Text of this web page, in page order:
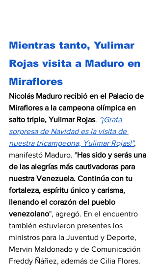
Mientras tanto, Yulimar
Rojas visita a Maduro en
Miraflores
Nicolás Maduro recibió en el Palacio de
Miraflores a la campeona olímpica en
salto triple, Yulimar Rojas. "¡Grata
sorpresa de Navidad es la visita de
nuestra tricampeona, Yulimar Rojas!",
manifestó Maduro. "Has sido y serás una
de las alegrías más cautivadoras para
nuestra Venezuela. Continúa con tu
fortaleza, espíritu único y carisma,
llenando el corazón del pueblo
venezolano", agregó. En el encuentro
también estuvieron presentes los
ministros para la Juventud y Deporte,
Mervin Maldonado y de Comunicación
Freddy Ñáñez, además de Cilia Flores.